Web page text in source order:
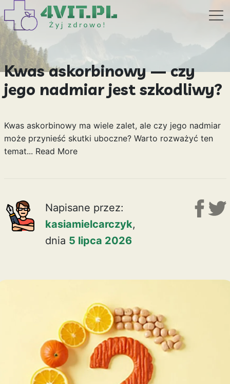
Kwas askorbinowy — czy
jego nadmiar jest szkodliwy?
Kwas askorbinowy ma wiele zalet, ale czy jego nadmiar
może przynieść skutki uboczne? Warto rozważyć ten
temat... Read More
Napisane przez:
kasiamielcarczyk,
dnia 5 lipca 2026